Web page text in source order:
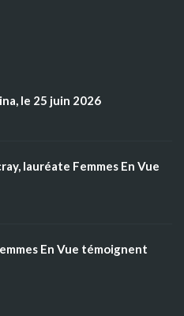
le 25 juin 2026
lauréate Femmes En Vue
En Vue témoignent